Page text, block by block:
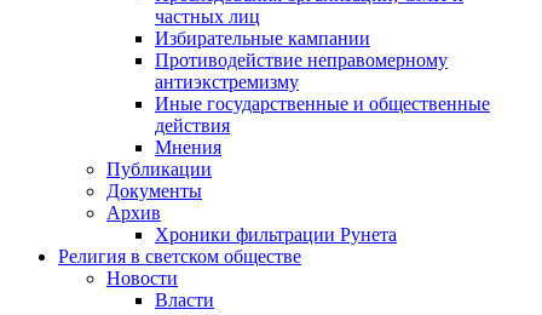
частных лиц
Избирательные кампании
Противодействие неправомерному
антиэкстремизму
Иные государственные и общественные
действия
Мнения
Публикации
Документы
Архив
Хроники фильтрации Рунета
Религия в светском обществе
Новости
Власти